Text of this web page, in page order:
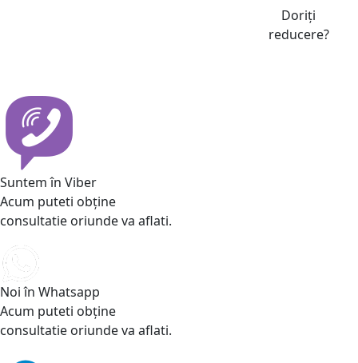
Doriți
reducere?
Suntem în Viber
Acum puteti obține
consultatie oriunde va aflati.
Noi în Whatsapp
Acum puteti obține
consultatie oriunde va aflati.